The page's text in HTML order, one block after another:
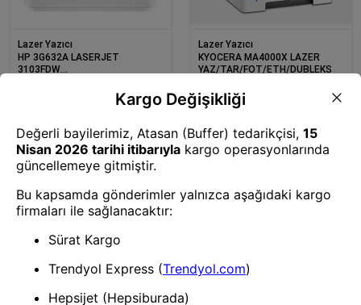
Lazer Yazıcı
HP 3G632A LASERJET
3103FDW
Lazer Yazıcı
KYOCERA MA4000X LAZER
YAZ/TAR/FOT/ETH/DUBLEKS
Lazer Yazıcı